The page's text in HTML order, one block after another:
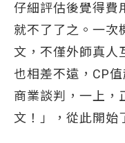
仔細評估後覺得費
就不了了之。一次
文，不僅外師真人
也相差不遠，CP
商業談判，一上，
文！」，從此開始